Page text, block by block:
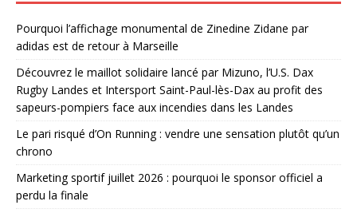
Pourquoi l’affichage monumental de Zinedine Zidane par
adidas est de retour à Marseille
Découvrez le maillot solidaire lancé par Mizuno, l’U.S. Dax
Rugby Landes et Intersport Saint-Paul-lès-Dax au profit des
sapeurs-pompiers face aux incendies dans les Landes
Le pari risqué d’On Running : vendre une sensation plutôt qu’un
chrono
Marketing sportif juillet 2026 : pourquoi le sponsor officiel a
perdu la finale